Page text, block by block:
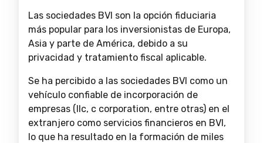
Las sociedades BVI son la opción fiduciaria
más popular para los inversionistas de Europa,
Asia y parte de América, debido a su
privacidad y tratamiento fiscal aplicable.
Se ha percibido a las sociedades BVI como un
vehículo confiable de incorporación de
empresas (llc, c corporation, entre otras) en el
extranjero como servicios financieros en BVI,
lo que ha resultado en la formación de miles